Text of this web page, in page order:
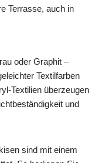
Terrasse, auch in
oder Graphit –
Textilfarben
Textilien überzeugen
und
sind mit einem